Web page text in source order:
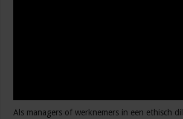
Als managers of werknemers in een ethisch